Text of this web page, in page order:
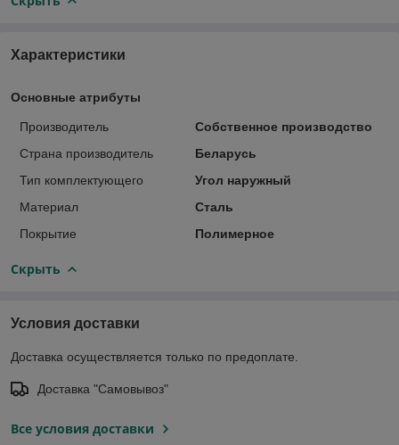
Характеристики
Основные атрибуты
Производитель
Собственное производство
Страна производитель
Беларусь
Тип комплектующего
Угол наружный
Материал
Сталь
Покрытие
Полимерное
Скрыть
Условия доставки
Доставка осуществляется только по предоплате.
Доставка "Самовывоз"
Все условия доставки